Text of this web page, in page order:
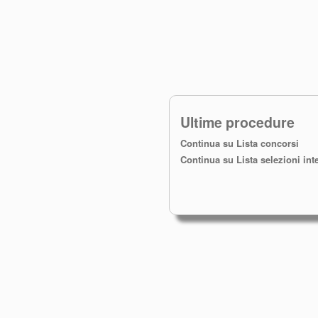
Ultime procedure
Continua su Lista concorsi
Continua su Lista selezioni